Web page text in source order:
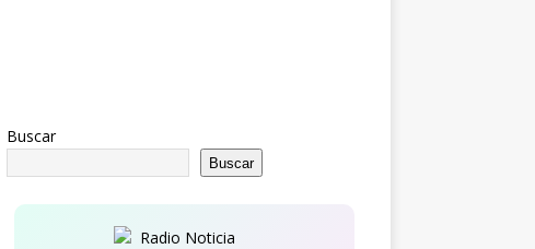
Buscar
Buscar